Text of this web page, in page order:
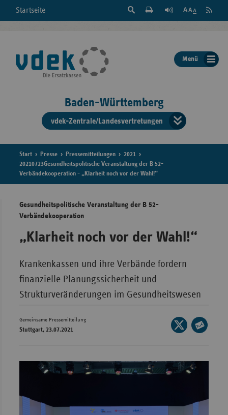
Startseite
Suche
der
Seite
Feed
Menü
Baden-Württemberg
vdek-Zentrale/Landesvertretungen
der
Start Presse Pressemitteilungen
2021
20210723Gesundheitspolitische Veranstaltung der B 52-
Verbändekooperation - „Klarheit noch vor der Wahl!“
Gesundheitspolitische Veranstaltung der B 52-
Verbändekooperation
„Klarheit noch vor der Wahl!“
Krankenkassen und ihre Verbände fordern
finanzielle Planungssicherheit und
Strukturveränderungen im Gesundheitswesen
Gemeinsame Pressemitteilung
Stuttgart, 23.07.2021
Seite
auf
E-